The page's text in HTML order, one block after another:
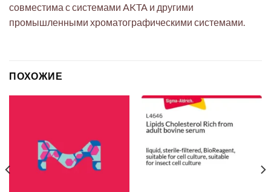
совместима с системами AKTA и другими
промышленными хроматографическими системами.
ПОХОЖИЕ